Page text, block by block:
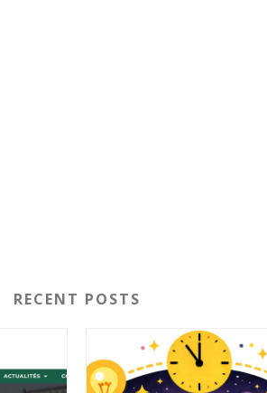
RECENT POSTS